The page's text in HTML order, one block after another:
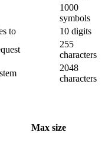
1000
symbols
to
10 digits
255
characters
2048
characters
Max size